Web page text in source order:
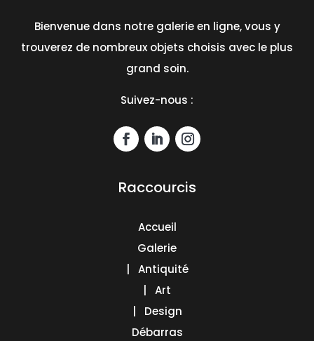
Bienvenue dans notre galerie en ligne, vous y
trouverez de nombreux objets choisis avec le plus
grand soin.
Suivez-nous :
Raccourcis
Accueil
Galerie
| Antiquité
| Art
| Design
Débarras